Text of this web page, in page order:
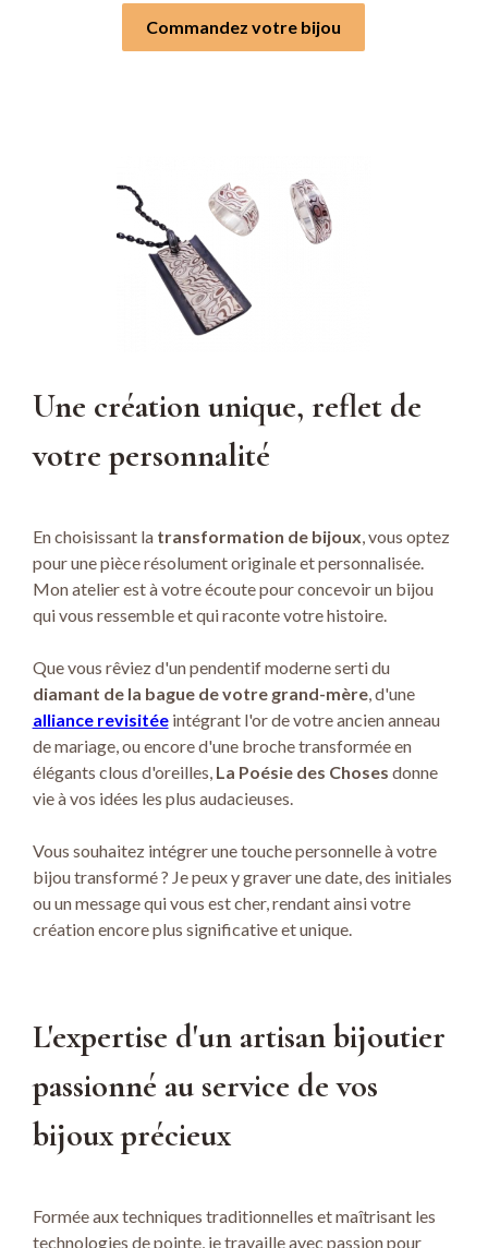
Commandez votre bijou
Une création unique, reflet de
votre personnalité
En choisissant la transformation de bijoux , vous optez
pour une pièce résolument originale et personnalisée.
Mon atelier est à votre écoute pour concevoir un bijou
qui vous ressemble et qui raconte votre histoire.
Que vous rêviez d'un pendentif moderne serti du
diamant de la bague de votre grand-mère, d'une
alliance revisitéeintégrant l'or de votre ancien anneau
de mariage, ou encore d'une broche transformée en
élégants clous d'oreilles, La Poésie des Choses donne
vie à vos idées les plus audacieuses.
Vous souhaitez intégrer une touche personnelle à votre
bijou transformé ? Je peux y graver une date, des initiales
ou un message qui vous est cher, rendant ainsi votre
création encore plus significative et unique.
L'expertise d'un artisan bijoutier
passionné au service de vos
bijoux précieux
Formée aux techniques traditionnelles et maîtrisant les
technologies de pointe, je travaille avec passion pour